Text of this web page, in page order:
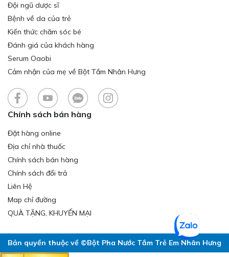
Đội ngũ dược sĩ
Bệnh về da của trẻ
Kiến thức chăm sóc bé
Đánh giá của khách hàng
Serum Oaobi
Cảm nhận của mẹ về Bột Tắm Nhân Hưng
Chính sách bán hàng
Đặt hàng online
Địa chỉ nhà thuốc
Chính sách bán hàng
Chính sách đổi trả
Liên Hệ
Map chỉ đường
QUÀ TẶNG, KHUYẾN MẠI
Bản quyền thuộc về ©Bột Pha Nước Tắm Trẻ Em Nhân Hưng